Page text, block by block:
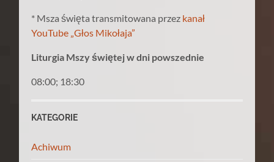
* Msza święta transmitowana przez kanał
YouTube „Głos Mikołaja”
Liturgia Mszy świętej w dni powszednie
08:00; 18:30
KATEGORIE
Achiwum